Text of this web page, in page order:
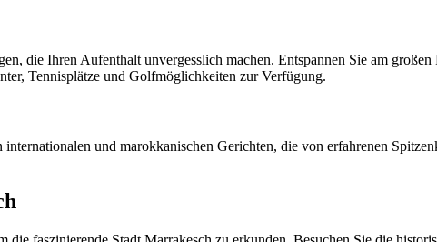
die Ihren Aufenthalt unvergesslich machen. Entspannen Sie am
Tennisplätze und Golfmöglichkeiten zur Verfügung.
und marokkanischen Gerichten, die von erfahrenen